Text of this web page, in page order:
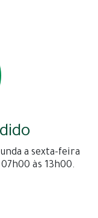
a sexta-feira
às 13h00.